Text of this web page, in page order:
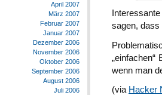
April 2007
März 2007
Februar 2007
Januar 2007
Dezember 2006
November 2006
Oktober 2006
September 2006
August 2006
Juli 2006
sagen, dass
wenn man
(via Hacker